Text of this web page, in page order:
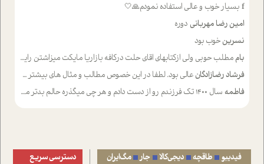
f بسیار خوب و عالی استفاده نمودم🙏🤍
امین رضا مهربانی دوره
نسرینخوب بود
بام مطلب حوبی ولی ازکتابهای اقای حلت درکافه بازاریا مایکت میزاشتن رایگان خوب بود ولی هرکدام خلاصه شده ش تومجله از طریق سایت هم خوبه اینکه درزیر اخرصفحه گذاشته شده خب ادم خبره میره نصب میکنه میخونه ولی هرکسی گوشیش ظرفیتش نداره باتشکر
فرشاد رضازادگان عالی بود. لطفا در این خصوص مطالب و مثال های بیشتر ی ارایه دهید
فاطمه سال ۱۴۰۰ تک فرزندم رو از دست دادم و هر چی میگذره حالم بدتر میشه و دلتنگتر تنایی رو ترجیح دادم و معاشرت برام سخت شده
فیدیبو طاقچه دیجی‌کالا جار مگ‌ایران دسترسی سریع